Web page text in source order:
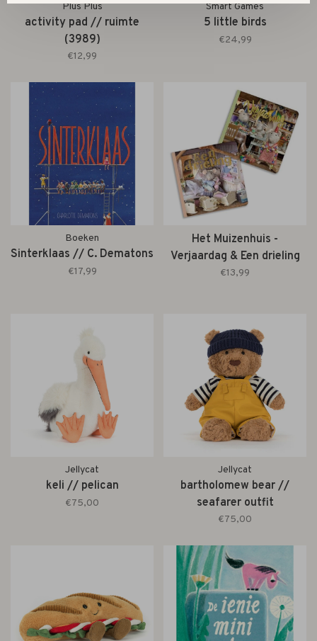
Plus Plus
activity pad // ruimte
(3989)
€12,99
Smart Games
5 little birds
€24,99
Boeken
Sinterklaas // C. Dematons
€17,99
Het Muizenhuis -
Verjaardag & Een drieling
€13,99
Jellycat
keli // pelican
€75,00
Jellycat
bartholomew bear //
seafarer outfit
€75,00